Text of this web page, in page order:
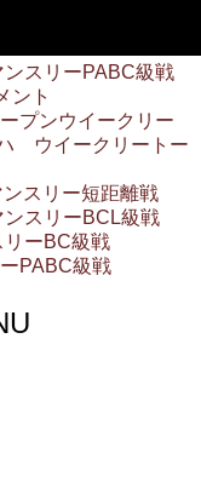
スリーPABC級戦
ント
プンウイークリー
ウイークリートー
スリー短距離戦
ンスリーBCL級戦
リーBC級戦
PABC級戦